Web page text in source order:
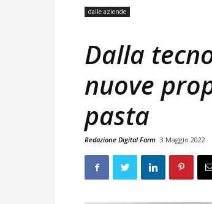
dalle aziende
Dalla
nuove
pasta
Redazione Digital Farm 3 Maggio 2022